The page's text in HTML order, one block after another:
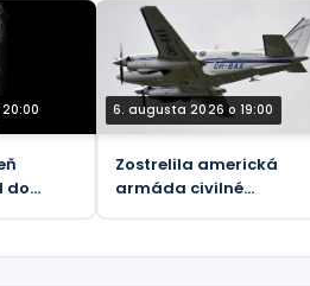
zranený pri výbuchu
bomby v aute
do
6. augusta 2026 o 19:00
Zostrelila americká
armáda civilné